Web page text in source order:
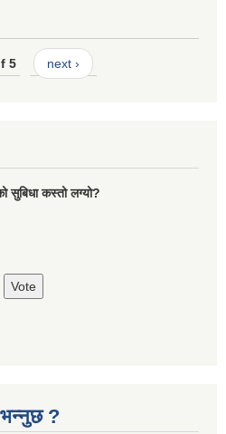
5 next ›
सुबिधा कस्तो लग्यो?
भन्नुछ ?